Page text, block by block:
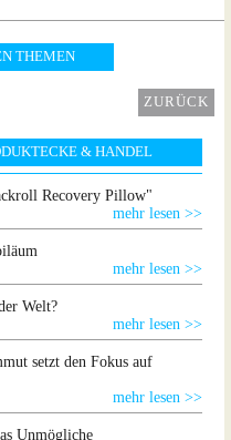
THEMEN
ZURÜCK
& HANDEL
Recovery Pillow"
mehr lesen >>
mehr lesen >>
Welt?
mehr lesen >>
setzt den Fokus auf
mehr lesen >>
Unmögliche